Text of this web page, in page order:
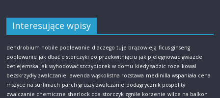
Interesujące wpisy
dendrobium nobile podlewanie dlaczego tuje brązowieją ficus ginseng
podlewanie jak dbać o storczyki po przekwitnięciu jak pielegnowac gwiazde
betlejemska jak wyhodować szczypiorek w domu kiedy sadzic roze kowal
bezskrzydły zwalczanie lawenda wąskolistna rozstawa medinilla wspaniała cena
mszyce na surfiniach parch gruszy zwalczanie podagrycznik pospolity
zwalczanie chemiczne sherlock cda storczyk zgniłe korzenie wilce na balkon